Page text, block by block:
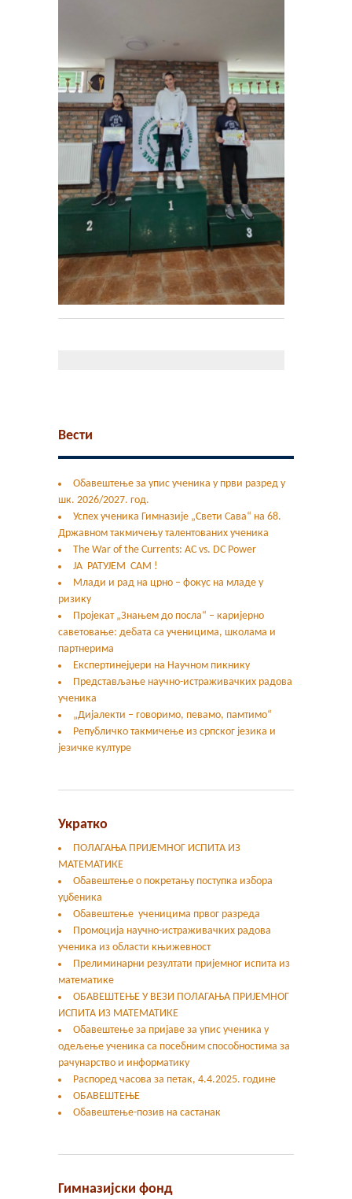
Вести
Обавештење за упис ученика у први разред у
шк. 2026/2027. год.
Успех ученика Гимназије „Свети Сава“ на 68.
Државном такмичењу талентованих ученика
The War of the Currents: AC vs. DC Power
ЈА РАТУЈЕМ САМ !
Млади и рад на црно – фокус на младе у
ризику
Пројекат „Знањем до посла“ – каријерно
саветовање: дебата са ученицима, школама и
партнерима
Експертинејџери на Научном пикнику
Представљање научно-истраживачких радова
ученика
„Дијалекти – говоримо, певамо, памтимо“
Републичко такмичење из српског језика и
језичке културе
Укратко
ПОЛАГАЊА ПРИЈЕМНОГ ИСПИТА ИЗ
МАТЕМАТИКЕ
Обавештење о покретању поступка избора
уџбеника
Обавештење ученицима првог разреда
Промоција научно-истраживачких радова
ученика из области књижевност
Прелиминарни резултати пријемног испита из
математике
ОБАВЕШТЕЊЕ У ВЕЗИ ПОЛАГАЊА ПРИЈЕМНОГ
ИСПИТА ИЗ МАТЕМАТИКЕ
Oбавештење за пријаве за упис ученика у
одељење ученика са посебним способностима за
рачунарство и информатику
Распоред часова за петак, 4.4.2025. године
ОБАВЕШТЕЊЕ
Обавештење-позив на састанак
Гимназијски фонд